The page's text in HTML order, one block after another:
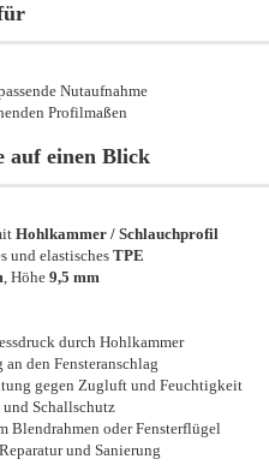
Nutaufnahme
Profilmaßen
auf einen Blick
Hohlkammer / Schlauchprofil
und elastisches TPE
, Höhe 9,5 mm
durch Hohlkammer
an den Fensteranschlag
gegen Zugluft und Feuchtigkeit
und Schallschutz
Blendrahmen oder Fensterflügel
und Sanierung